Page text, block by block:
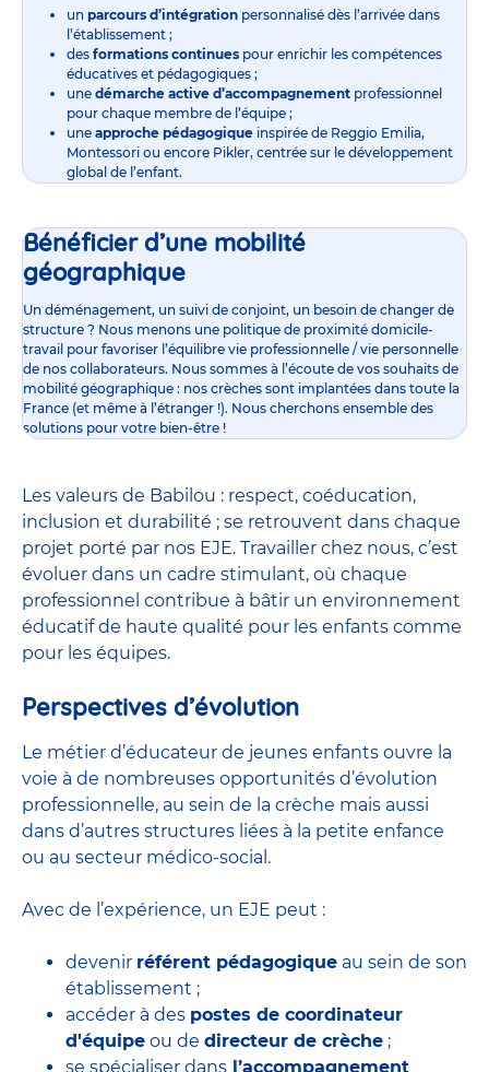
un parcours d’intégration personnalisé dès l’arrivée dans
l’établissement ;
des formations continues pour enrichir les compétences
éducatives et pédagogiques ;
une démarche active d’accompagnement professionnel
pour chaque membre de l’équipe ;
une approche pédagogique inspirée de Reggio Emilia,
Montessori ou encore Pikler, centrée sur le développement
global de l’enfant.
Bénéficier d’une mobilité
géographique
Un déménagement, un suivi de conjoint, un besoin de changer de
structure ? Nous menons une politique de proximité domicile-
travail pour favoriser l’équilibre vie professionnelle / vie personnelle
de nos collaborateurs. Nous sommes à l’écoute de vos souhaits de
mobilité géographique : nos crèches sont implantées dans toute la
France (et même à l’étranger !). Nous cherchons ensemble des
solutions pour votre bien-être !
Les valeurs de Babilou : respect, coéducation,
inclusion et durabilité ; se retrouvent dans chaque
projet porté par nos EJE. Travailler chez nous, c’est
évoluer dans un cadre stimulant, où chaque
professionnel contribue à bâtir un environnement
éducatif de haute qualité pour les enfants comme
pour les équipes.
Perspectives d’évolution
Le métier d’éducateur de jeunes enfants ouvre la
voie à de nombreuses opportunités d’évolution
professionnelle, au sein de la crèche mais aussi
dans d’autres structures liées à la petite enfance
ou au secteur médico-social.
Avec de l’expérience, un EJE peut :
devenir référent pédagogique au sein de son
établissement ;
accéder à des postes de coordinateur
d'équipe ou de directeur de crèche ;
se spécialiser dans l’accompagnement